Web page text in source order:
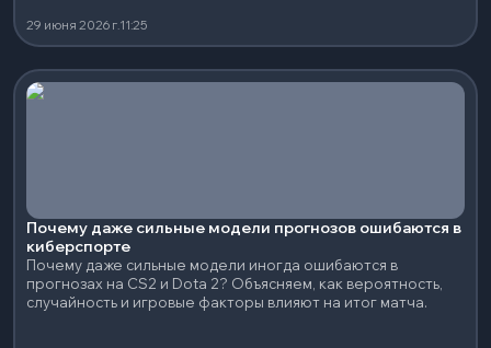
29 июня 2026 г.11:25
Почему даже сильные модели прогнозов ошибаются в
киберспорте
Почему даже сильные модели иногда ошибаются в
прогнозах на CS2 и Dota 2? Объясняем, как вероятность,
случайность и игровые факторы влияют на итог матча.